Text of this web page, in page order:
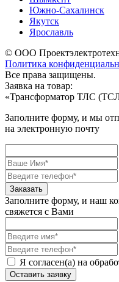
Южно-Сахалинск
Якутск
Ярославль
© ООО
Политика
Все права защищены.
Заявка на товар:
«Трансформатор ТЛС
Заполните форму, и мы
на электронную почту
Заполните форму, и наш
свяжется с Вами
Я согласен(а) на